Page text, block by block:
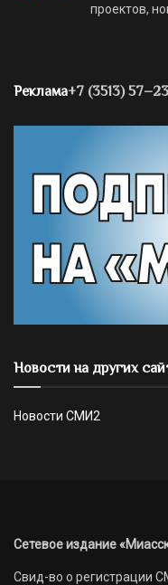
проектов,
Реклама+7 (3513)
Новости на других
Новости СМИ2
Сетевое издание
Свид-во о регистрации